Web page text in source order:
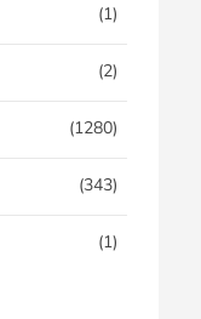
(1)
(2)
(1280)
(343)
(1)